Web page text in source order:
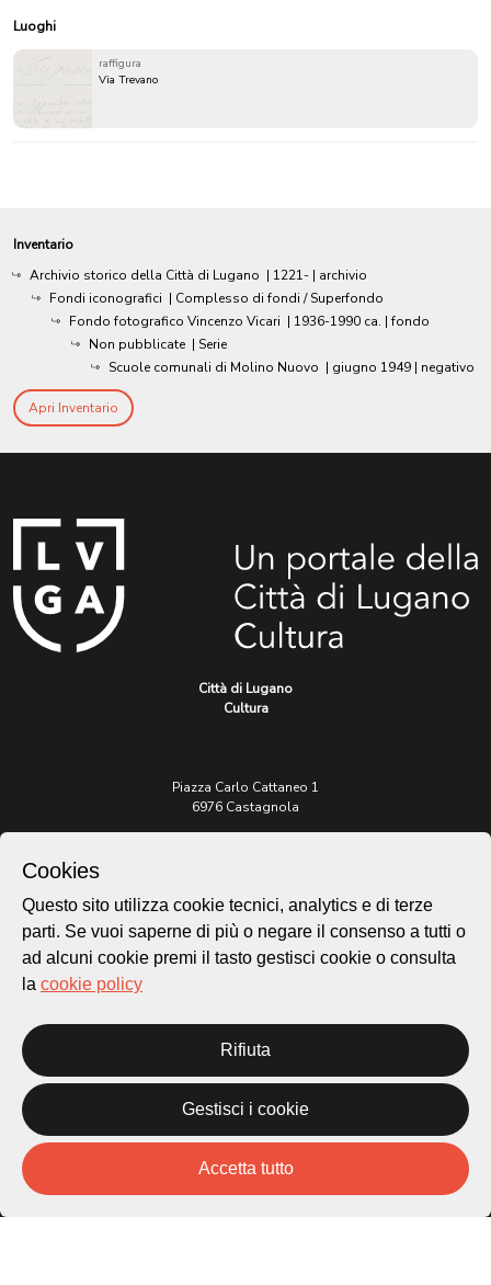
Luoghi
raffigura
Via Trevano
Inventario
Archivio storico della Città di Lugano | 1221- | archivio
Fondi iconografici | Complesso di fondi / Superfondo
Fondo fotografico Vincenzo Vicari | 1936-1990 ca. | fondo
Non pubblicate | Serie
Scuole comunali di Molino Nuovo | giugno 1949 | negativo
Apri Inventario
Città di Lugano
Cultura
Piazza Carlo Cattaneo 1
6976 Castagnola
patrimonio@lugano.ch
t. +41 58 866 68 50
Sito istituzionale:
Cookie policy
Credits
Homepage
Temi
Mappa
Cookies
Questo sito utilizza cookie tecnici, analytics e di terze
parti. Se vuoi saperne di più o negare il consenso a tutti o
ad alcuni cookie premi il tasto gestisci cookie o consulta
la cookie policy
Rifiuta
Gestisci i cookie
Accetta tutto